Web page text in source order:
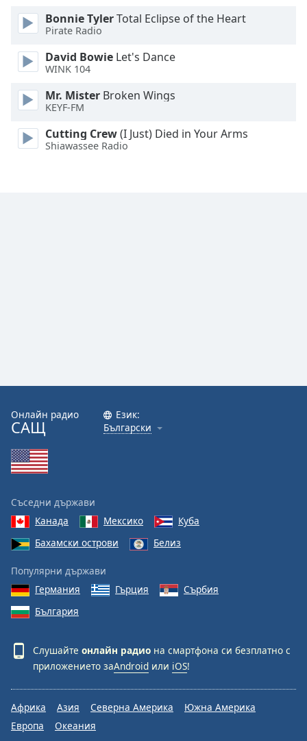
Font
Edge
Style
Font
Bonnie TylerTotal Eclipse of the Heart
Pirate Radio
David Bowie Let's Dance
WINK 104
Mr. Mister Broken Wings
KEYF-FM
Cutting Crew(I Just) Died in Your Arms
Shiawassee Radio
Онлайн радио
САЩ
Език:
Български
Съседни държави
Канада
Мексико
Куба
Бахамски острови
Белиз
Популярни държави
Германия
Гърция
Сърбия
България
Слушайте онлайн радио на смартфона си безплатно с
приложението заAndroid или iOS!
Африка Азия Северна Америка
Южна Америка
Европа
Океания